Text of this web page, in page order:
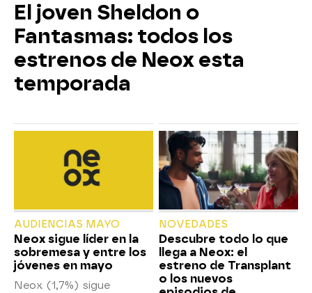
El joven Sheldon o
Fantasmas: todos los
estrenos de Neox esta
temporada
AUDIENCIAS MAYO
Neox sigue líder en la
sobremesa y entre los
jóvenes en mayo
Neox (1,7%) sigue
NOVEDADES
Descubre todo lo que
llega a Neox: el
estreno de Transplant
o los nuevos